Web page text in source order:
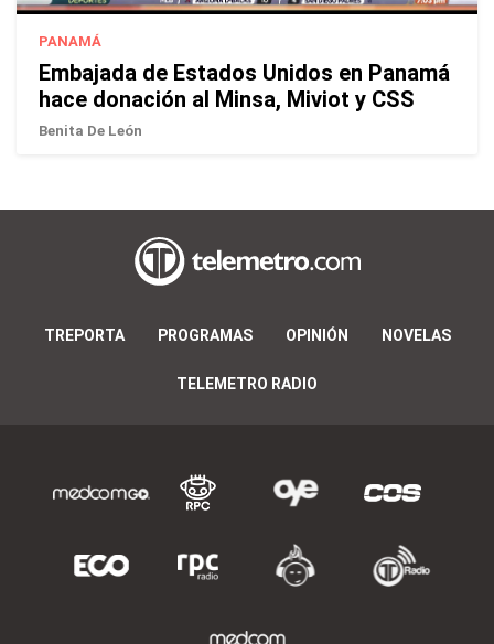
PANAMÁ
Embajada de Estados Unidos en Panamá
hace donación al Minsa, Miviot y CSS
Benita De León
TREPORTA PROGRAMAS OPINIÓN NOVELAS
TELEMETRO RADIO